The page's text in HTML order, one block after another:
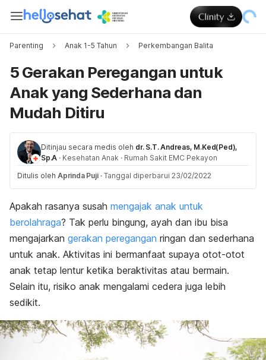
Parenting Anak 1-5 Tahun Perkembangan Balita
5 Gerakan Peregangan untuk
Anak yang Sederhana dan
Mudah Ditiru
Ditinjau secara medis oleh dr. S.T. Andreas, M.Ked(Ped),
Sp.A · Kesehatan Anak · Rumah Sakit EMC Pekayon
Ditulis oleh Aprinda Puji · Tanggal diperbarui 23/02/2022
Apakah rasanya susah mengajak anak untuk
berolahraga? Tak perlu bingung, ayah dan ibu bisa
mengajarkan gerakan peregangan ringan dan sederhana
untuk anak. Aktivitas ini bermanfaat supaya otot-otot
anak tetap lentur ketika beraktivitas atau bermain.
Selain itu, risiko anak mengalami cedera juga lebih
sedikit.